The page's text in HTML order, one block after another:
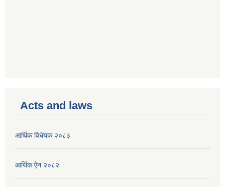
Acts and laws
आर्थिक विधेयक २०८३
आर्थिक ऐन २०८२